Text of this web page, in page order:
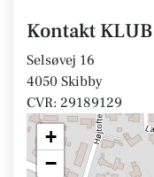
Kontakt
Selsøvej 16
4050 Skibby
CVR: 29189129
+
−